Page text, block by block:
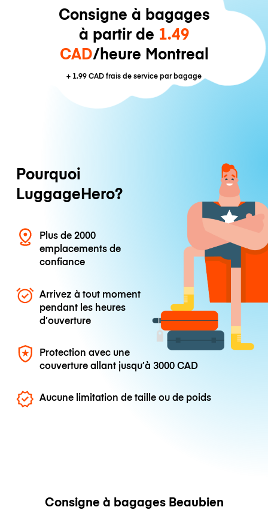
Consigne à bagages
à partir de 1.49
CAD/heure Montreal
+ 1.99 CADfrais de service par bagage
Pourquoi
LuggageHero?
Plus de 2000
emplacements de
confiance
Arrivez à tout moment
pendant les heures
d’ouverture
Protection avec une
couverture allant jusqu’à3000 CAD
Aucune limitation de taille ou de poids
Consigne à bagages Beaubien